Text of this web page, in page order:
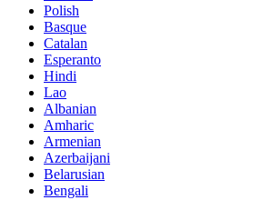
Polish
Basque
Catalan
Esperanto
Hindi
Lao
Albanian
Amharic
Armenian
Azerbaijani
Belarusian
Bengali